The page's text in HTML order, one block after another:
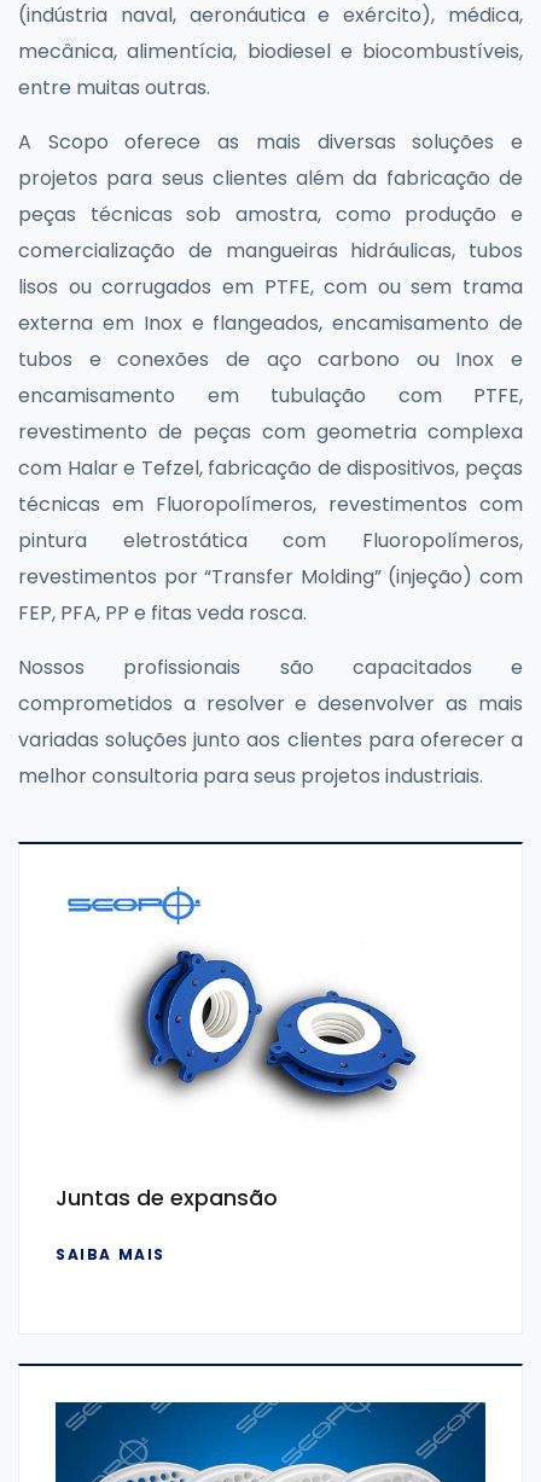
(indústria naval, aeronáutica e exército), médica,
mecânica, alimentícia, biodiesel e biocombustíveis,
entre muitas outras.
A Scopo oferece as mais diversas soluções e
projetos para seus clientes além da fabricação de
peças técnicas sob amostra, como produção e
comercialização de mangueiras hidráulicas, tubos
lisos ou corrugados em PTFE, com ou sem trama
externa em Inox e flangeados, encamisamento de
tubos e conexões de aço carbono ou Inox e
encamisamento em tubulação com PTFE,
revestimento de peças com geometria complexa
com Halar e Tefzel, fabricação de dispositivos, peças
técnicas em Fluoropolímeros, revestimentos com
pintura eletrostática com Fluoropolímeros,
revestimentos por “Transfer Molding” (injeção) com
FEP, PFA, PP e fitas veda rosca.
Nossos profissionais são capacitados e
comprometidos a resolver e desenvolver as mais
variadas soluções junto aos clientes para oferecer a
melhor consultoria para seus projetos industriais.
Juntas de expansão
SAIBA MAIS